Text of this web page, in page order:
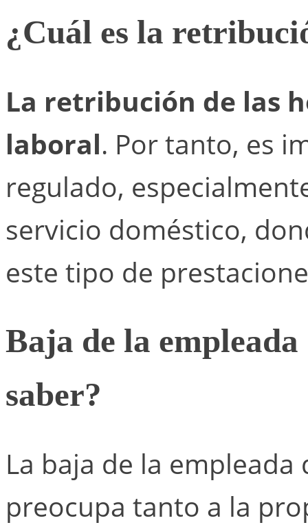
¿Cuál es la
La retribución de las
laboral. Por tanto, es
regulado,
servicio doméstico,
este tipo de
Baja de la
saber?
La baja de la
preocupa tanto a la